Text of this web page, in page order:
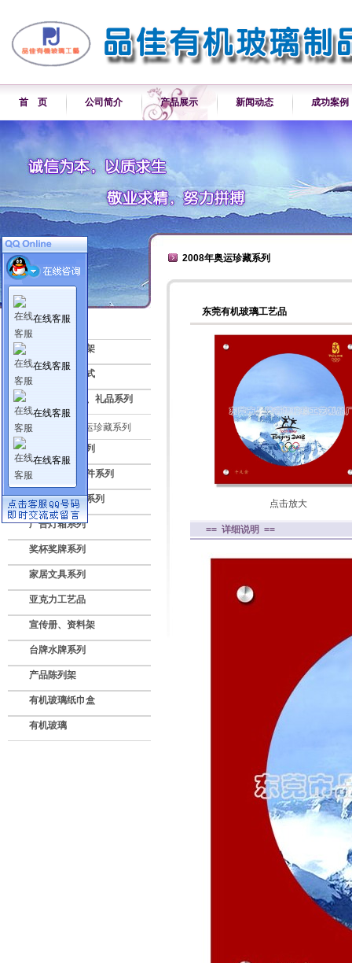
首 页 公司简介 产品展示 新闻动态 成功案例
产品展示
各类产品展示架
亚克力透明盒式
压克力纪念品、礼品系列
2008年奥运珍藏系列
标牌授权牌系列
亚克力灯饰配件系列
数码电子展示系列
广告灯箱系列
奖杯奖牌系列
家居文具系列
亚克力工艺品
宣传册、资料架
台牌水牌系列
产品陈列架
有机玻璃纸巾盒
有机玻璃
2008年奥运珍藏系列
东莞有机玻璃工艺品
点击放大
== 详细说明 ==
在线客服
在线客服
在线客服
在线客服